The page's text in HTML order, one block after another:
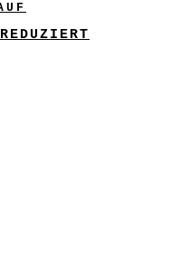
REDUZIERT